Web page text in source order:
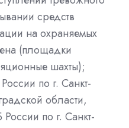
средств
на охраняемых
(площадки
шахты);
по г. Санкт-
области,
по г. Санкт-